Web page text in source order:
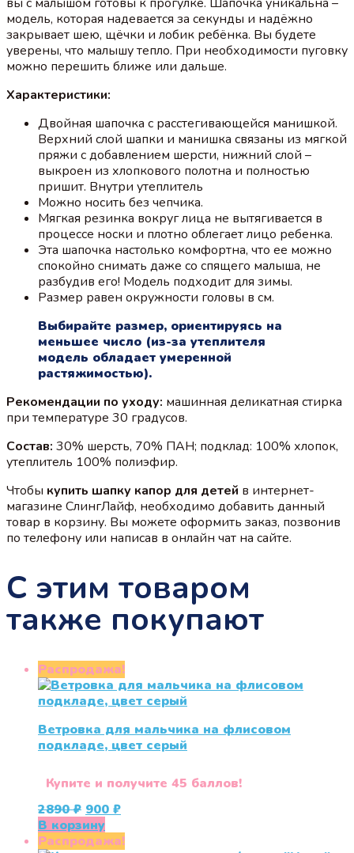
модель, которая надевается за секунды и надёжно
закрывает шею, щёчки и лобик ребёнка. Вы будете
уверены, что малышу тепло. При необходимости пуговку
можно перешить ближе или дальше.
Характеристики:
Двойная шапочка с расстегивающейся манишкой.
Верхний слой шапки и манишка связаны из мягкой
пряжи с добавлением шерсти, нижний слой –
выкроен из хлопкового полотна и полностью
пришит. Внутри утеплитель
Можно носить без чепчика.
Мягкая резинка вокруг лица не вытягивается в
процессе носки и плотно облегает лицо ребенка.
Эта шапочка настолько комфортна, что ее можно
спокойно снимать даже со спящего малыша, не
разбудив его! Модель подходит для зимы.
Размер равен окружности головы в см.
Выбирайте размер, ориентируясь на
меньшее число (из-за утеплителя
модель обладает умеренной
растяжимостью).
Рекомендации по уходу: машинная деликатная стирка
при температуре 30 градусов.
Состав: 30% шерсть, 70% ПАН; подклад: 100% хлопок,
утеплитель 100% полиэфир.
Чтобы купить шапку капор для детей в интернет-
магазине СлингЛайф, необходимо добавить данный
товар в корзину. Вы можете оформить заказ, позвонив
по телефону или написав в онлайн чат на сайте.
С этим товаром
также покупают
Распродажа!
Ветровка для мальчика на флисовом
подкладе, цвет серый
Купите и получите 45 баллов!
2890₽ Первоначальная
цена
составляла
900 ₽Текущая
900 ₽.
В корзину
Распродажа!